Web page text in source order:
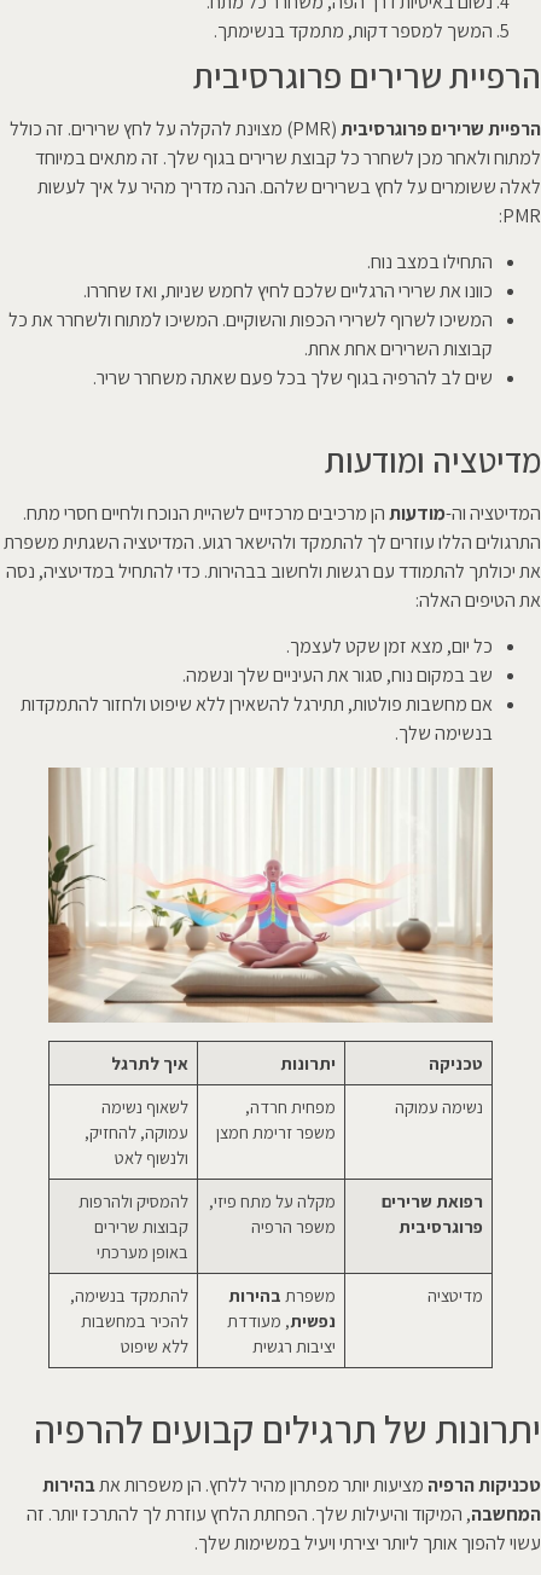
המשך למספר דקות, מתמקד בנשימתך.
הרפיית שרירים פרוגרסיבית
הרפיית שרירים פרוגרסיבית
(PMR) מצוינת להקלה על לחץ שרירים. זה כולל
למתוח ולאחר מכן לשחרר כל קבוצת שרירים בגוף שלך. זה מתאים במיוחד
לאלה ששומרים על לחץ בשרירים שלהם. הנה מדריך מהיר על איך לעשות
PMR:
התחילו במצב נוח.
כוונו את שרירי הרגליים שלכם לחיץ לחמש שניות, ואז שחררו.
המשיכו לשרוף לשרירי הכפות והשוקיים. המשיכו למתוח ולשחרר את כל
קבוצות השרירים אחת אחת.
שים לב להרפיה בגוף שלך בכל פעם שאתה משחרר שריר.
מדיטציה ומודעות
המדיטציה וה-מודעותהן מרכיבים מרכזיים לשהיית הנוכח ולחיים חסרי מתח.
התרגולים הללו עוזרים לך להתמקד ולהישאר רגוע. המדיטציה השגתית משפרת
את יכולתך להתמודד עם רגשות ולחשוב בבהירות. כדי להתחיל במדיטציה, נסה
את הטיפים האלה:
כל יום, מצא זמן שקט לעצמך.
שב במקום נוח, סגור את העיניים שלך ונשמה.
אם מחשבות פולטות, תתירגל להשאירן ללא שיפוט ולחזור להתמקדות
בנשימה שלך.
טכניקה יתרונות
איך לתרגל
נשימה עמוקה
מפחית חרדה,
משפר זרימת חמצן
לשאוף נשימה
עמוקה, להחזיק,
ולנשוף לאט
רפואת שרירים
פרוגרסיבית
מקלה על מתח פיזי,
משפר הרפיה
להמסיק ולהרפות
קבוצות שרירים
באופן מערכתי
מדיטציה
משפרת בהירות
נפשית, מעודדת
יציבות רגשית
להתמקד בנשימה,
להכיר במחשבות
ללא שיפוט
יתרונות של תרגילים קבועים להרפיה
טכניקות הרפיה מציעות יותר מפתרון מהיר ללחץ. הן משפרות אתבהירות
המחשבה, המיקוד והיעילות שלך. הפחתת הלחץ עוזרת לך להתרכז יותר. זה
עשוי להפוך אותך ליותר יצירתי ויעיל במשימות שלך.